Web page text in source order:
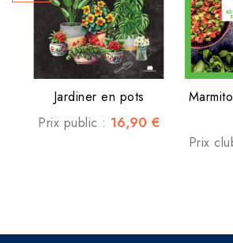
Jardiner en pots
Prix public : 16,90 €
Prix